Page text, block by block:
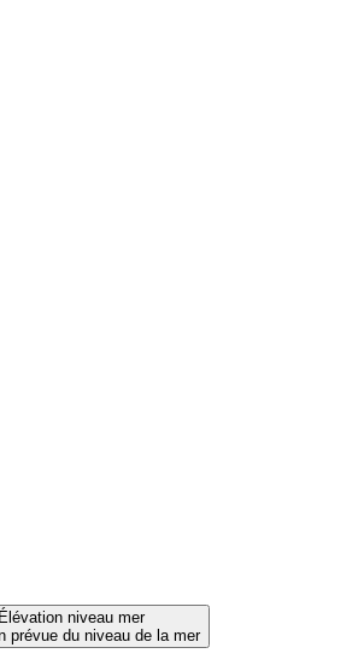
Élévation niveau mer
prévue du niveau de la mer